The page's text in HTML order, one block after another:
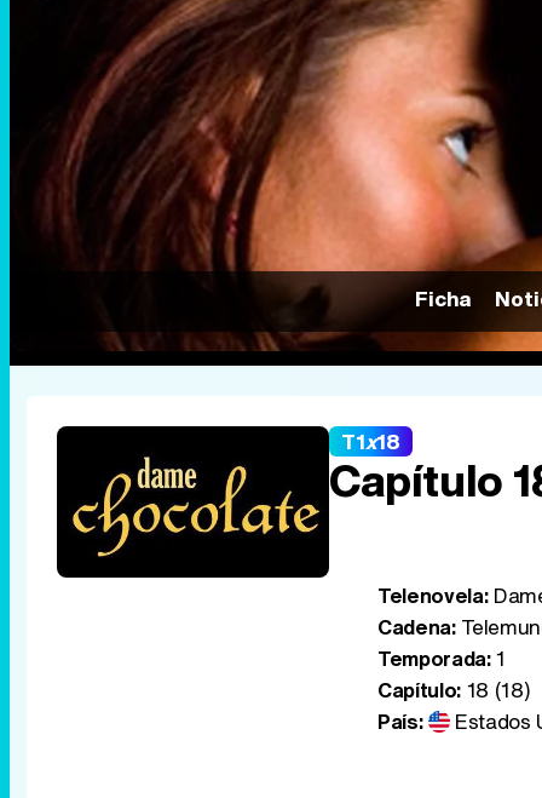
Ficha
T1x18
Capítulo
Telenovela:
Cadena:
Temporada:1
Capítulo:18 (18)
País:
Estados